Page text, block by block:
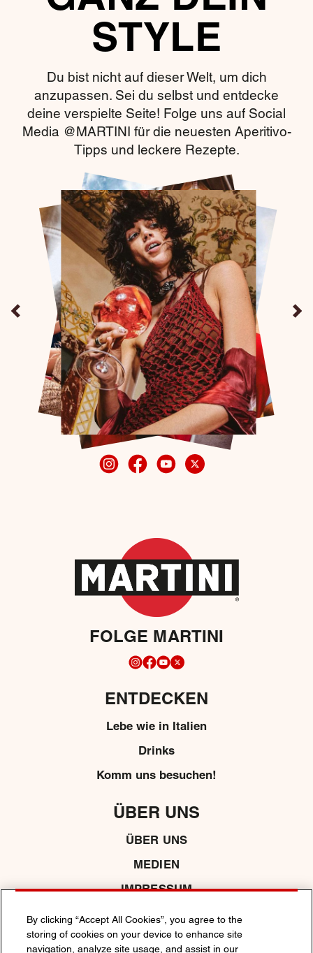
STYLE
Du bist nicht auf dieser Welt, um dich
anzupassen. Sei du selbst und entdecke
deine verspielte Seite! Folge uns auf Social
Media @MARTINI für die neuesten Aperitivo-
Tipps und leckere Rezepte.
FOLGE MARTINI
ENTDECKEN
Lebe wie in Italien
Drinks
Komm uns besuchen!
ÜBER UNS
ÜBER UNS
MEDIEN
IMPRESSUM
DATENSCHUTZRICHTLINIE COOKIE -RICHTLINIE
By clicking “Accept All Cookies”, you agree to the
storing of cookies on your device to enhance site
navigation, analyze site usage, and assist in our